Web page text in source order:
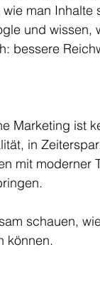
man
und
bessere
Marketing ist
in
mit moderner
schauen,
können.